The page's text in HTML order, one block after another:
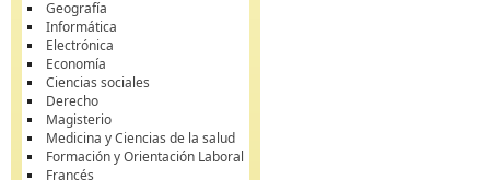
Geografía
Informática
Electrónica
Economía
Ciencias sociales
Derecho
Magisterio
Medicina y Ciencias de la salud
Formación y Orientación Laboral
Francés